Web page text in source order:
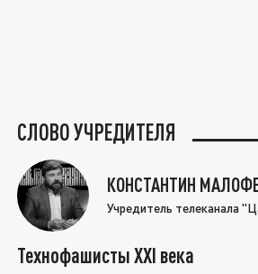
СЛОВО УЧРЕДИТЕЛЯ
КОНСТАНТИН
Учредитель телеканала
Технофашисты XXI века